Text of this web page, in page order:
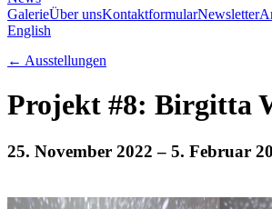
GalerieÜber unsKontaktformularNewsletter
English
← Ausstellungen
Projekt #8: Birgitta
25. November 2022 – 5. Februar